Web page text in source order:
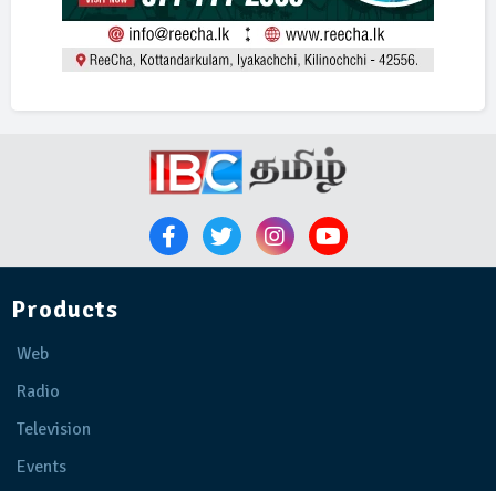
Products
Web
Radio
Television
Events